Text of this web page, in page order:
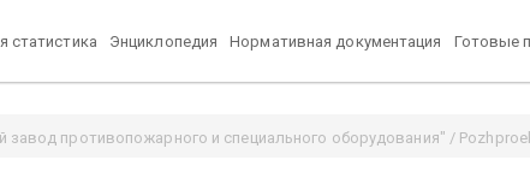
статистика Энциклопедия Нормативная документация Готовые
противопожарного и специального оборудования" /